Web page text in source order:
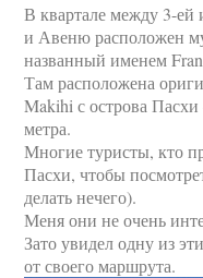
В квартале между 3-ей
и Авеню расположен
названный именем
Там расположена
Makihi с острова
метра.
Многие туристы, кто
Пасхи, чтобы
делать нечего).
Меня они не очень
Зато увидел одну из
от своего маршрута.